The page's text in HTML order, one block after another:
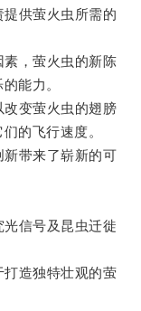
供萤火虫所需的
，萤火虫的新陈
能力。
变萤火虫的翅膀
的飞行速度。
带来了崭新的可
信号及昆虫迁徙
造独特壮观的萤